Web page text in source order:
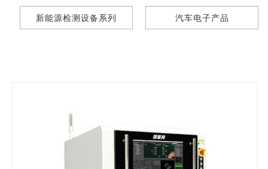
新能源检测设备系列 汽车电子产品